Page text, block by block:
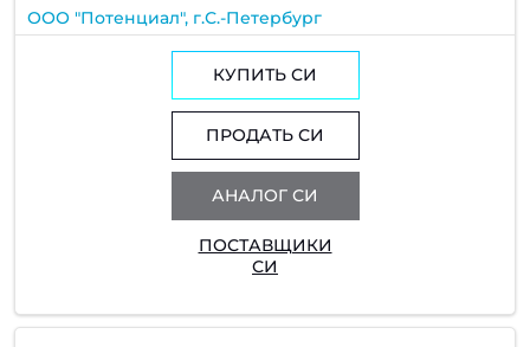
ООО "Потенциал", г.С.-Петербург
КУПИТЬ СИ
ПРОДАТЬ СИ
АНАЛОГ СИ
ПОСТАВЩИКИ
СИ